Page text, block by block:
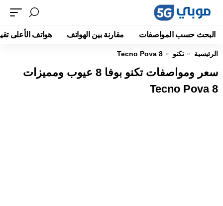
البحث حسب المواصفات مقارنة بين الهواتف هواتف الأعلى
الرئيسية تكنو Tecno Pova 8
سعر ومواصفات تكنو بوفا 8 عيوب ومميزات
Tecno Pova 8